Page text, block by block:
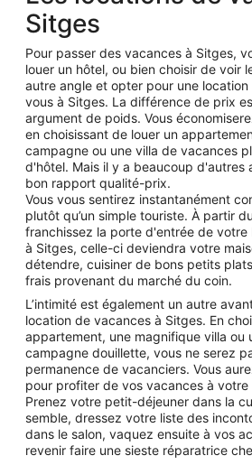
Sitges
Pour passer des vacances à Sitges,
louer un hôtel, ou bien choisir de voir
autre angle et opter pour une location
vous à Sitges. La différence de prix est à elle seule un
argument de poids. Vous
en choisissant de louer un
campagne ou une villa de vacances
d'hôtel. Mais il y a beaucoup d'autres
bon rapport qualité-prix.
Vous vous sentirez instantanément
plutôt qu’un simple touriste. À partir du moment où vous
franchissez la porte d'entrée de
à Sitges, celle-ci deviendra votre
détendre, cuisiner de bons petits
frais provenant du marché du coin.
L’intimité est également un autre
location de vacances à Sitges. En choisissant un superbe
appartement, une magnifique villa ou
campagne douillette, vous ne serez
permanence de vacanciers. Vous
pour profiter de vos vacances à
Prenez votre petit-déjeuner dans la
semble, dressez votre liste des
dans le salon, vaquez ensuite à vos
revenir faire une sieste réparatrice